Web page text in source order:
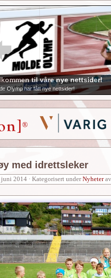
til våre nye nettsider!
Olymp har fått nye nettsider!
med idrettsleker
juni 2014 · Kategorisert underNyheter